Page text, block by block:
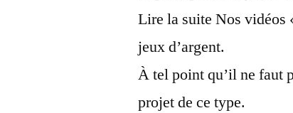
Lire la suite Nos vidéos
jeux d’argent.
À tel point qu’il ne faut
projet de ce type.